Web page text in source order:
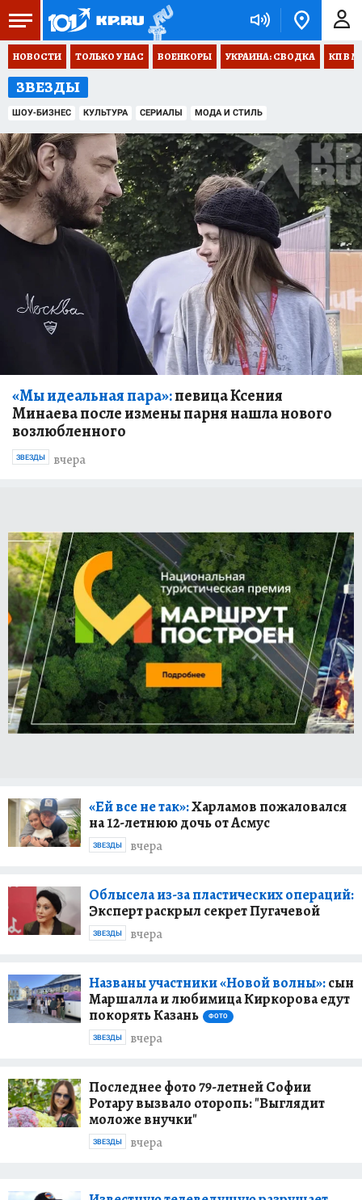
НОВОСТИ ТОЛЬКО У НАС ВОЕНКОРЫ УКРАИНА: СВОДКА КП В
ЗВЕЗДЫ
ШОУ-БИЗНЕС КУЛЬТУРА СЕРИАЛЫ МОДА И СТИЛЬ
«Мы идеальная пара»:певица Ксения
Минаева после измены парня нашла нового
возлюбленного
вчера
ЗВЕЗДЫ
«Ей все не так»:Харламов пожаловался
на 12-летнюю дочь от Асмус
вчера
ЗВЕЗДЫ
Облысела из-за пластических операций:
Эксперт раскрыл секрет Пугачевой
вчера
ЗВЕЗДЫ
Названы участники «Новой волны»:сын
Маршалла и любимица Киркорова едут
покорять Казань
ФОТО
вчера
ЗВЕЗДЫ
Последнее фото 79-летней Софии
Ротару вызвало оторопь: "Выглядит
моложе внучки"
вчера
ЗВЕЗДЫ